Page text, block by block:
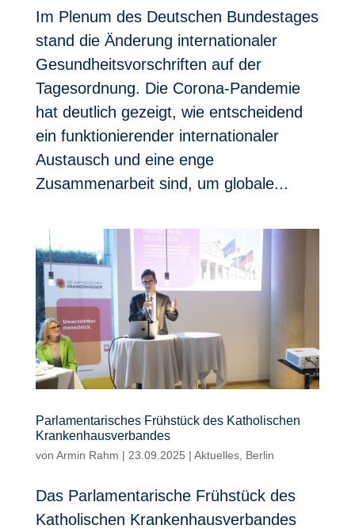
Im Plenum des Deutschen Bundestages
stand die Änderung internationaler
Gesundheitsvorschriften auf der
Tagesordnung. Die Corona-Pandemie
hat deutlich gezeigt, wie entscheidend
ein funktionierender internationaler
Austausch und eine enge
Zusammenarbeit sind, um globale...
Parlamentarisches Frühstück des Katholischen
Krankenhausverbandes
von Armin Rahm | 23.09.2025 | Aktuelles, Berlin
Das Parlamentarische Frühstück des
Katholischen Krankenhausverbandes